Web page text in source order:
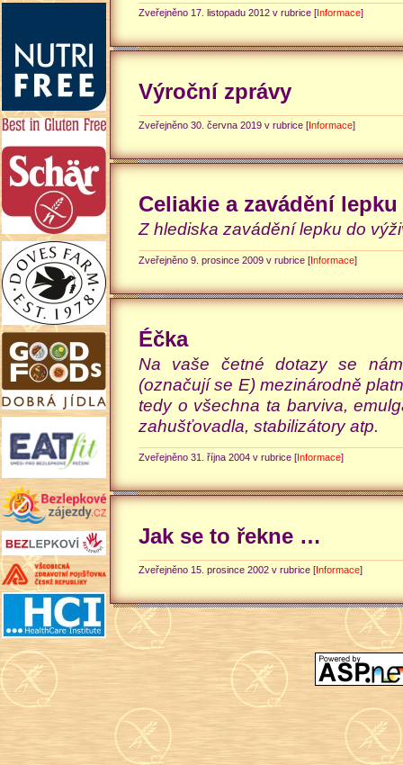
Zveřejněno 17. listopadu 2012 v rubrice [Informace]
Výroční zprávy
Zveřejněno 30. června 2019 v rubrice [Informace]
Celiakie a zavádění
Z hlediska zavádění lepku do
Zveřejněno 9. prosince 2009 v rubrice [Informace]
Éčka
Na vaše četné dotazy se
(označují se E) mezinárodně
tedy o všechna ta barviva,
zahušťovadla, stabilizátory atp.
Zveřejněno 31. října 2004 v rubrice [Informace]
Jak se to řekne …
Zveřejněno 15. prosince 2002 v rubrice [Informace]